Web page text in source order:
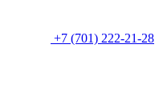
+7 (701) 222-21-28